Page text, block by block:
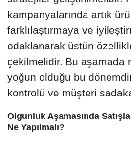
kampanyalarında artık
farklılaştırmaya ve
odaklanarak üstün
çekilmelidir. Bu aşamada
yoğun olduğu bu
kontrolü ve müşteri
Olgunluk Aşamasında
Ne Yapılmalı?